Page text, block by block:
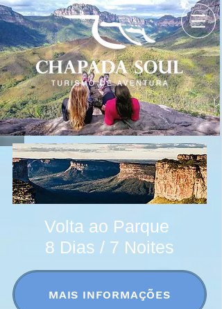
Volta ao Parque
8 Dias / 7 Noites
MAIS INFORMAÇÕES